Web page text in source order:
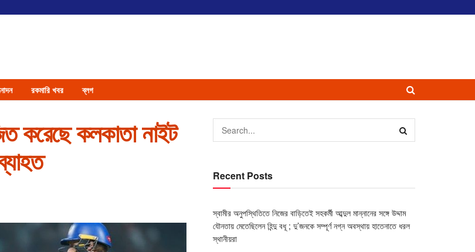
রকমারি খবর ব্লগ
করেছে কলকাতা নাইট
Recent Posts
স্বামীর অনুপস্থিতিতে নিজের বাড়িতেই সহকর্মী আব্দুল মান্নানের সঙ্গে উদ্দাম
যৌনতায় মেতেছিলেন হিন্দু বধূ ; দু’জনকে সম্পূর্ণ নগ্ন অবস্থায় হাতেনাতে ধরল
স্থানীয়রা